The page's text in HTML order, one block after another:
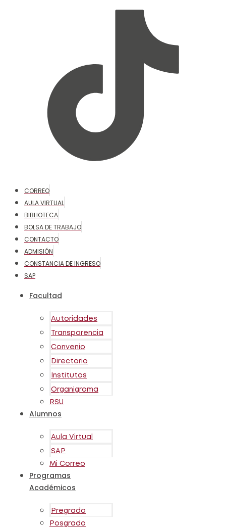
CORREO
AULA VIRTUAL
BIBLIOTECA
BOLSA DE TRABAJO
CONTACTO
ADMISIÓN
CONSTANCIA DE INGRESO
SAP
Facultad
Autoridades
Transparencia
Convenio
Directorio
Institutos
Organigrama
RSU
Alumnos
Aula Virtual
SAP
Mi Correo
Programas
Académicos
Pregrado
Posgrado